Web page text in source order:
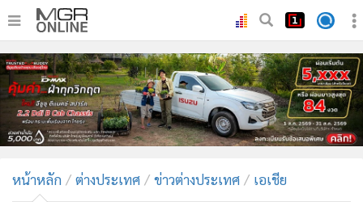
• หน้าหลัก
• ทันเหตุการณ์
• ภาคใต้
• ภูมิภาค
• บันเทิง
หน้าหลัก ต่างประเทศ ข่าวต่างประเทศ เอเชีย